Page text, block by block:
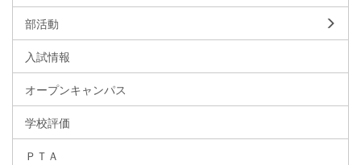
部活動
入試情報
オープンキャンパス
学校評価
ＰＴＡ